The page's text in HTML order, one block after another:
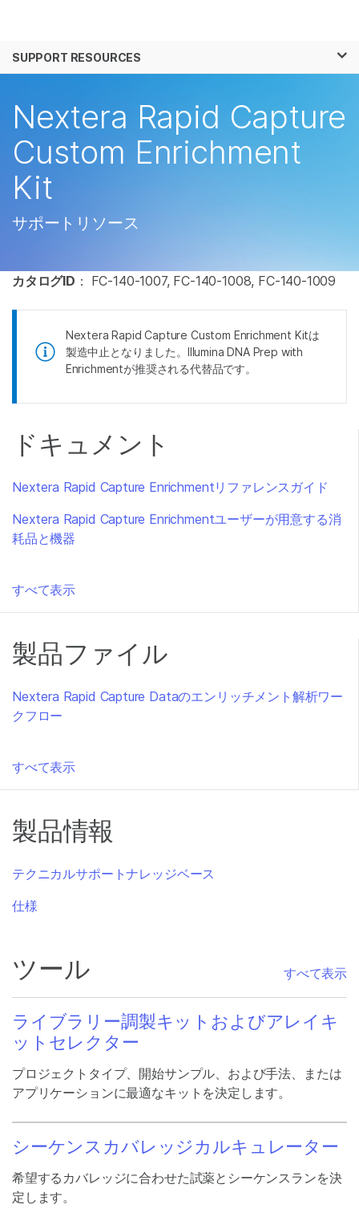
ソリューション
企業情報
サポート
お気に入りの分野を選択
SUPPORT RESOURCES
Nextera Rapid Capture
Custom Enrichment
Kit
サポートリソース
カタログID ： FC-140-1007, FC-140-1008, FC-140-1009
Nextera Rapid Capture Custom Enrichment Kitは
製造中止となりました。Illumina DNA Prep with
Enrichmentが推奨される代替品です。
ドキュメント
Nextera Rapid Capture Enrichmentリファレンスガイド
Nextera Rapid Capture Enrichmentユーザーが用意する消
耗品と機器
すべて表示
製品ファイル
Nextera Rapid Capture Dataのエンリッチメント解析ワー
クフロー
すべて表示
製品情報
テクニカルサポートナレッジベース
仕様
ツール すべて表示
ライブラリー調製キットおよびアレイキ
ットセレクター
プロジェクトタイプ、開始サンプル、および手法、または
アプリケーションに最適なキットを決定します。
シーケンスカバレッジカルキュレーター
希望するカバレッジに合わせた試薬とシーケンスランを決
定します。
お気に入りの分野を選択すると、関連性の
高いコンテンツへのリンクが表示されます:
がん研究
微生物研究
農学研究
複雑な疾患
臨床オンコロジー
生殖医学
遺伝性および希少疾
患研究